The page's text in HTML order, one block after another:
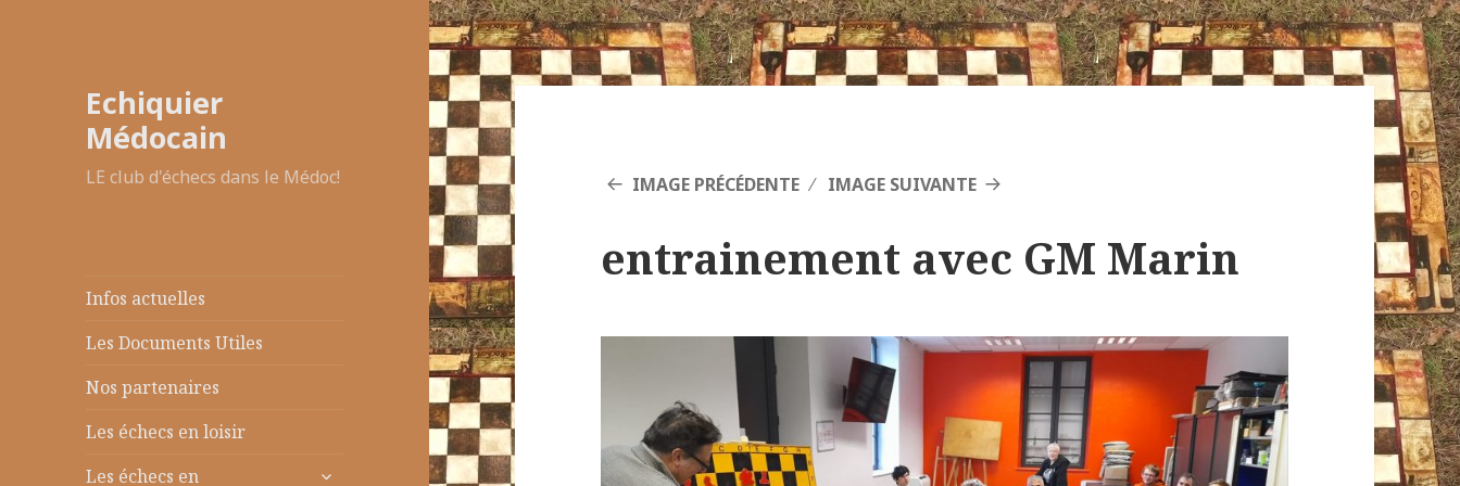
Echiquier
Médocain
LE club d'échecs dans le Médoc!
Infos actuelles
Les Documents Utiles
Nos partenaires
Les échecs en loisir
Les échecs en
ouvrir
IMAGE PRÉCÉDENTE IMAGE SUIVANTE
entrainement avec GM Marin